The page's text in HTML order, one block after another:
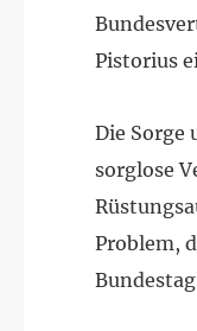
Pistorius
Die Sorge
sorglose
Problem,